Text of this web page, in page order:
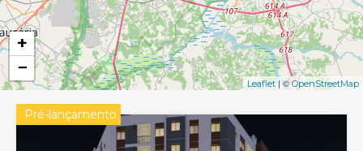
+
−
Leaflet| ©OpenStreetMap
Pré-lançamento